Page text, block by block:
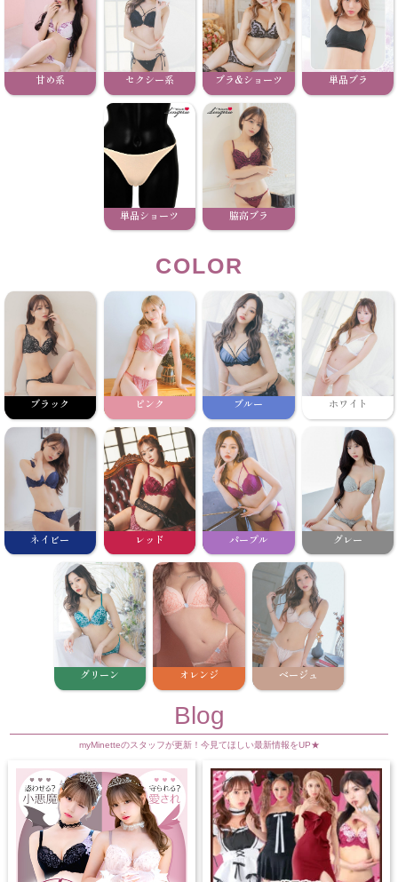
甘め系 セクシー系 ブラ&ショーツ 単品ブラ
単品ショーツ 脇高ブラ
COLOR
ブラック ピンク ブルー ホワイト
ネイビー レッド パープル グレー
グリーン オレンジ ベージュ
Blog
myMinetteのスタッフが更新！今見てほしい最新情報をUP★